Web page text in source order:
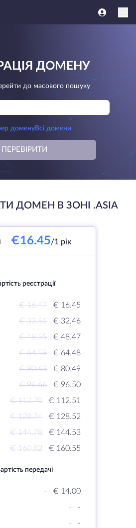
ДОМЕНУ
до масового пошуку
доменуВсі домени
ПЕРЕВІРИТИ
ДОМЕН В ЗОНІ .ASIA
€16.45/1 рік
реєстрації
€ 16.47
€ 16.45
€ 32.51
€ 32.46
€ 48.55
€ 48.47
€ 64.59
€ 64.48
€ 80.63
€ 80.49
€ 96.66
€ 96.50
€ 112.70
€ 112.51
€ 128.74
€ 128.52
€ 144.78
€ 144.53
€ 160.82 € 160.55
передачі
-
€ 14.00
-
-
-
-